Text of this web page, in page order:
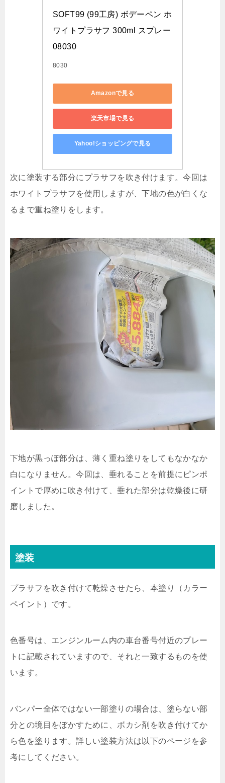
SOFT99 (99工房) ボデーペン ホ
ワイトプラサフ 300ml スプレー
08030
8030
Amazonで見る
楽天市場で見る
Yahoo!ショッピングで見る
次に塗装する部分にプラサフを吹き付けます。今回は
ホワイトプラサフを使用しますが、下地の色が白くな
るまで重ね塗りをします。
下地が黒っぽ部分は、薄く重ね塗りをしてもなかなか
白になりません。今回は、垂れることを前提にピンポ
イントで厚めに吹き付けて、垂れた部分は乾燥後に研
磨しました。
塗装
プラサフを吹き付けて乾燥させたら、本塗り（カラー
ペイント）です。
色番号は、エンジンルーム内の車台番号付近のプレー
トに記載されていますので、それと一致するものを使
います。
バンパー全体ではない一部塗りの場合は、塗らない部
分との境目をぼかすために、ボカシ剤を吹き付けてか
ら色を塗ります。詳しい塗装方法は以下のページを参
考にしてください。